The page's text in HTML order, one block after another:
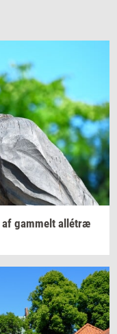
af gam­melt allétræ